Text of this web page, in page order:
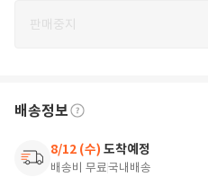
판매중지
배송정보
8/12 (수) 도착예정
배송비 무료국내배송